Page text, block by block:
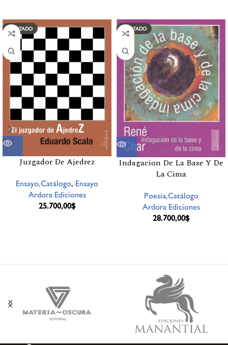
AGOTADO
Juzgador De Ajedrez
Ensayo,Catálogo, Ensayo
Ardora Ediciones
25.700,00$
AGOTADO
Indagacion De La Base Y De
La Cima
Poesía,Catálogo
Ardora Ediciones
28.700,00$